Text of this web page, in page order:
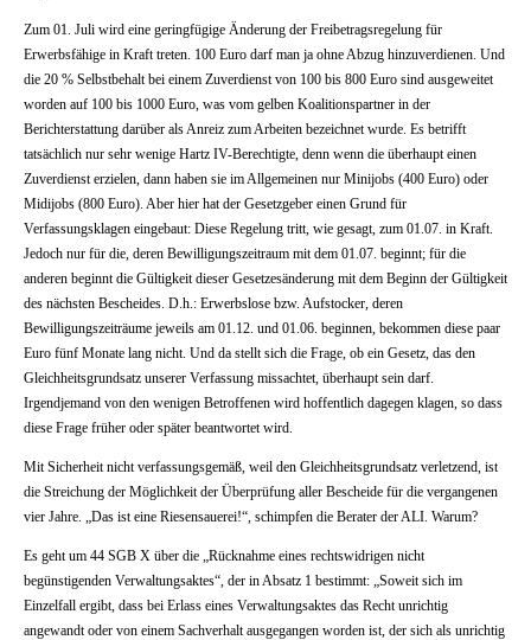
Zum 01. Juli wird eine geringfügige Änderung der Freibetragsregelung für
Erwerbsfähige in Kraft treten. 100 Euro darf man ja ohne Abzug hinzuverdienen. Und
die 20 % Selbstbehalt bei einem Zuverdienst von 100 bis 800 Euro sind ausgeweitet
worden auf 100 bis 1000 Euro, was vom gelben Koalitionspartner in der
Berichterstattung darüber als Anreiz zum Arbeiten bezeichnet wurde. Es betrifft
tatsächlich nur sehr wenige Hartz IV-Berechtigte, denn wenn die überhaupt einen
Zuverdienst erzielen, dann haben sie im Allgemeinen nur Minijobs (400 Euro) oder
Midijobs (800 Euro). Aber hier hat der Gesetzgeber einen Grund für
Verfassungsklagen eingebaut: Diese Regelung tritt, wie gesagt, zum 01.07. in Kraft.
Jedoch nur für die, deren Bewilligungszeitraum mit dem 01.07. beginnt; für die
anderen beginnt die Gültigkeit dieser Gesetzesänderung mit dem Beginn der Gültigkeit
des nächsten Bescheides. D.h.: Erwerbslose bzw. Aufstocker, deren
Bewilligungszeiträume jeweils am 01.12. und 01.06. beginnen, bekommen diese paar
Euro fünf Monate lang nicht. Und da stellt sich die Frage, ob ein Gesetz, das den
Gleichheitsgrundsatz unserer Verfassung missachtet, überhaupt sein darf.
Irgendjemand von den wenigen Betroffenen wird hoffentlich dagegen klagen, so dass
diese Frage früher oder später beantwortet wird.
Mit Sicherheit nicht verfassungsgemäß, weil den Gleichheitsgrundsatz verletzend, ist
die Streichung der Möglichkeit der Überprüfung aller Bescheide für die vergangenen
vier Jahre. „Das ist eine Riesensauerei!“, schimpfen die Berater der ALI. Warum?
Es geht um 44 SGB X über die „Rücknahme eines rechtswidrigen nicht
begünstigenden Verwaltungsaktes“, der in Absatz 1 bestimmt: „Soweit sich im
Einzelfall ergibt, dass bei Erlass eines Verwaltungsaktes das Recht unrichtig
angewandt oder von einem Sachverhalt ausgegangen worden ist, der sich als unrichtig